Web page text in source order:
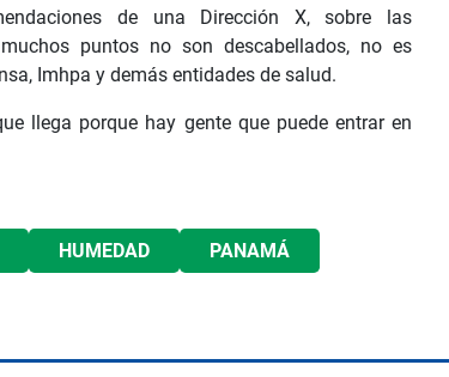
de una Dirección X, sobre las
puntos no son descabellados, no es
Imhpa y demás entidades de salud.
llega porque hay gente que puede entrar en
HUMEDAD PANAMÁ